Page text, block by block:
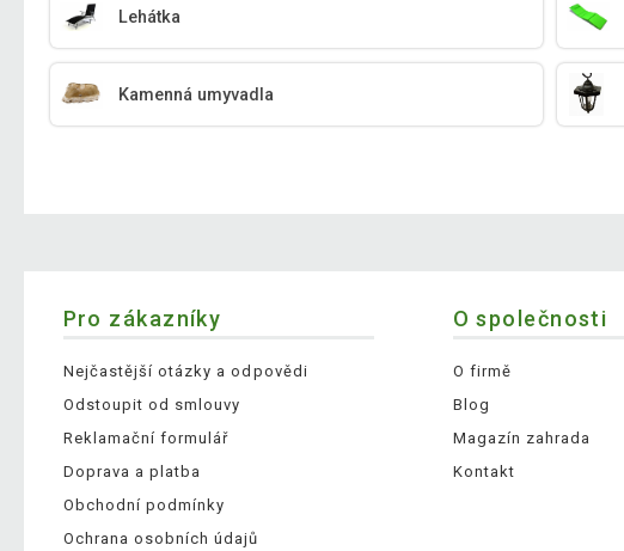
Lehátka
Kamenná umyvadla
Pro zákazníky
Nejčastější otázky a odpovědi
Odstoupit od smlouvy
Reklamační formulář
Doprava a platba
Obchodní podmínky
Ochrana osobních údajů
O společnosti
O firmě
Blog
Magazín zahrada
Kontakt